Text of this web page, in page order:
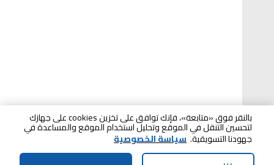
بالنقر فوق «متابعة»، فإنك توافق على تخزين cookies على جهازك
لتحسين التنقل في الموقع وتحليل استخدام الموقع والمساعدة في
جهودنا التسويقية. سياسة الخصوصية